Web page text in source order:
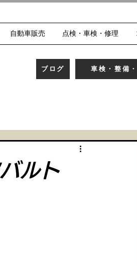
自動車販売 点検・車検・修理
ブログ 車検・整備
ルト